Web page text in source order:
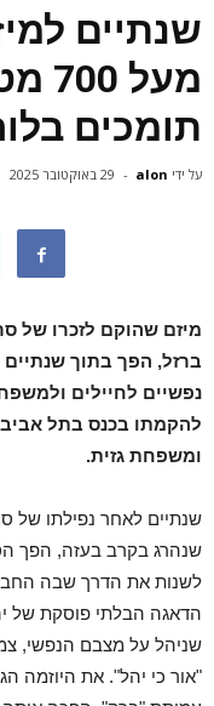
שנתיים
תומכים
על ידי alon
- 29 באוקטובר 2025
מיזם שהוקם לזכרו של
ברזל, הפך בתוך שנתיים
להקמתו בכנס בתל
ומשפחת גזית.
שנהרג בקרב בעזה, הפך
לשנות את הדרך שבה
הדאגה הבלתי פוסקת של
שניהל על מצבם הנפשי,
"אור כי יהל". את היוזמה